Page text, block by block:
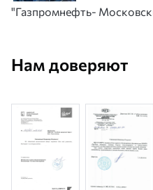
"Газпромнефть-
Нам доверяют